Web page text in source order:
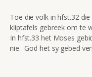
Toe die volk in hfst.32
kliptafels gebreek om te
In hfst.33 het Moses
nie. God het sy gebed